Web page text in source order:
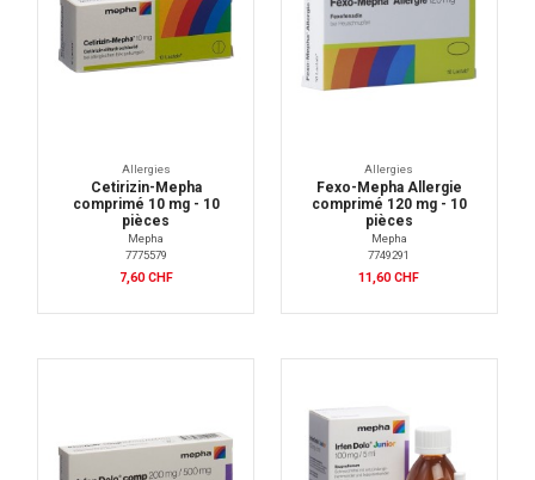
Allergies
Cetirizin-Mepha
comprimé 10 mg - 10
pièces
Mepha
7775579
7,60 CHF
Allergies
Fexo-Mepha Allergie
comprimé 120 mg - 10
pièces
Mepha
7749291
11,60 CHF